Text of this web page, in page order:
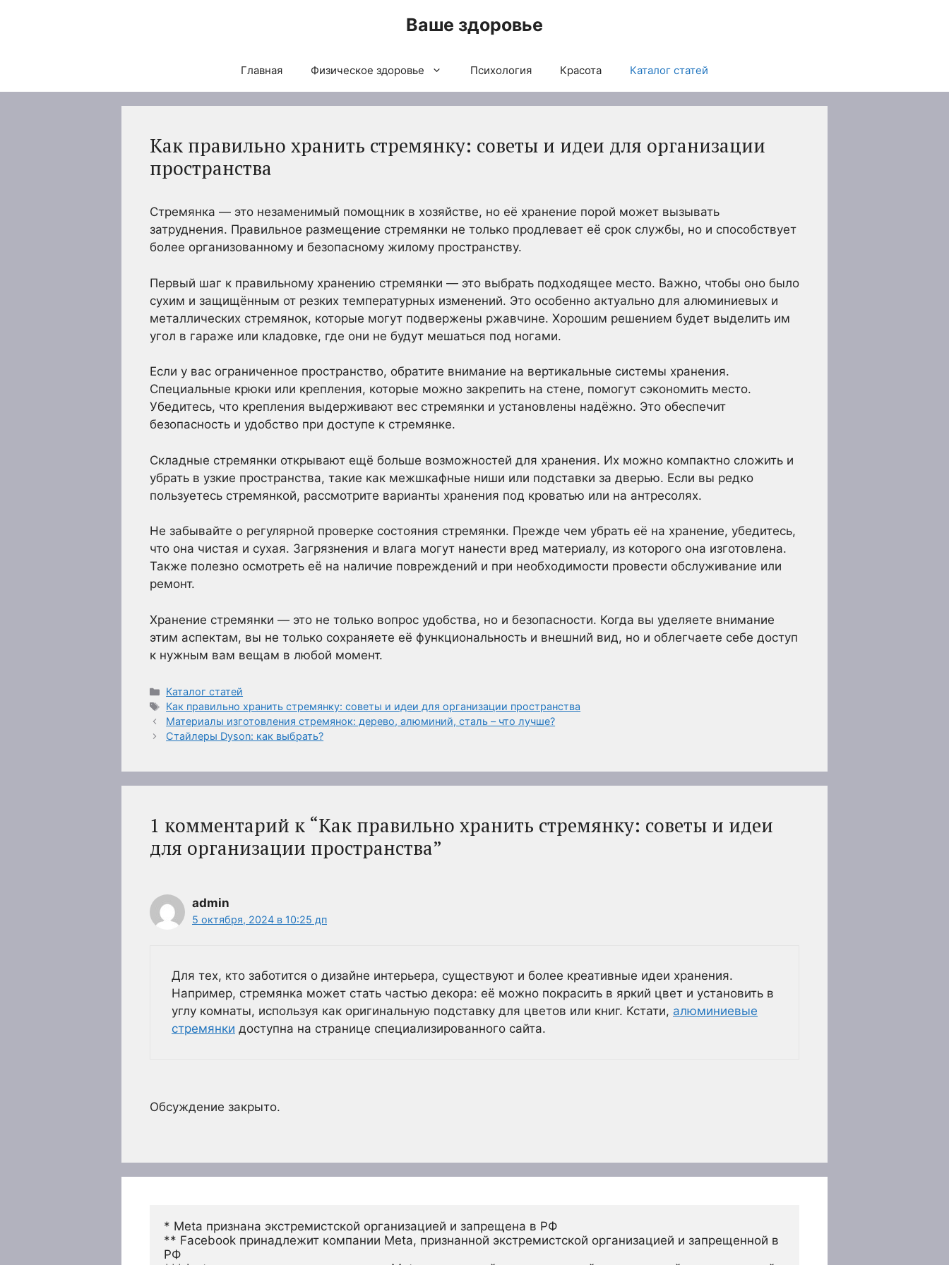
Ваше здоровье
Главная Физическое здоровье Психология Красота Каталог статей
Как правильно хранить стремянку: советы и идеи для организации
пространства
Стремянка — это незаменимый помощник в хозяйстве, но её хранение порой может вызывать
затруднения. Правильное размещение стремянки не только продлевает её срок службы, но и способствует
более организованному и безопасному жилому пространству.
Первый шаг к правильному хранению стремянки — это выбрать подходящее место. Важно, чтобы оно было
сухим и защищённым от резких температурных изменений. Это особенно актуально для алюминиевых и
металлических стремянок, которые могут подвержены ржавчине. Хорошим решением будет выделить им
угол в гараже или кладовке, где они не будут мешаться под ногами.
Если у вас ограниченное пространство, обратите внимание на вертикальные системы хранения.
Специальные крюки или крепления, которые можно закрепить на стене, помогут сэкономить место.
Убедитесь, что крепления выдерживают вес стремянки и установлены надёжно. Это обеспечит
безопасность и удобство при доступе к стремянке.
Складные стремянки открывают ещё больше возможностей для хранения. Их можно компактно сложить и
убрать в узкие пространства, такие как межшкафные ниши или подставки за дверью. Если вы редко
пользуетесь стремянкой, рассмотрите варианты хранения под кроватью или на антресолях.
Не забывайте о регулярной проверке состояния стремянки. Прежде чем убрать её на хранение, убедитесь,
что она чистая и сухая. Загрязнения и влага могут нанести вред материалу, из которого она изготовлена.
Также полезно осмотреть её на наличие повреждений и при необходимости провести обслуживание или
ремонт.
Хранение стремянки — это не только вопрос удобства, но и безопасности. Когда вы уделяете внимание
этим аспектам, вы не только сохраняете её функциональность и внешний вид, но и облегчаете себе доступ
к нужным вам вещам в любой момент.
Рубрики
Каталог статей
Метки
Как правильно хранить стремянку: советы и идеи для организации пространства
Материалы изготовления стремянок: дерево, алюминий, сталь – что лучше?
Стайлеры Dyson: как выбрать?
1 комментарий к “Как правильно хранить стремянку: советы и идеи
для организации пространства”
admin
5 октября, 2024 в 10:25 дп
Для тех, кто заботится о дизайне интерьера, существуют и более креативные идеи хранения.
Например, стремянка может стать частью декора: её можно покрасить в яркий цвет и установить в
углу комнаты, используя как оригинальную подставку для цветов или книг. Кстати, алюминиевые
стремянки доступна на странице специализированного сайта.
Обсуждение закрыто.
* Meta признана экстремистской организацией и запрещена в РФ
** Facebook принадлежит компании Meta, признанной экстремистской организацией и запрещенной в
РФ